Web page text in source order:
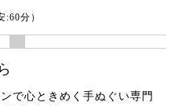
:60分）
で心ときめく手ぬぐい専門